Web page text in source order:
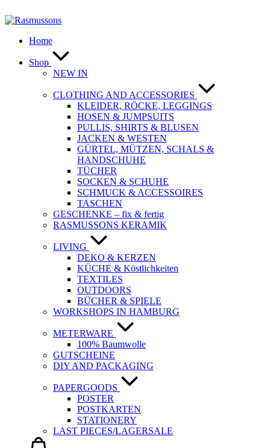
Inhalt
Home
Shop
NEW IN
CLOTHING AND ACCESSORIES
KLEIDER, RÖCKE, LEGGINGS
HOSEN & JUMPSUITS
PULLIS, SHIRTS & BLUSEN
JACKEN & WESTEN
GÜRTEL, MÜTZEN, SCHALS &
HANDSCHUHE
TÜCHER
SOCKEN & SCHUHE
SCHMUCK & ACCESSOIRES
TASCHEN
GESCHENKE – fix & fertig
RASMUSSONS KERAMIK
LIVING
DEKO & KERZEN
KÜCHE & Köstlichkeiten
TEXTILES
OUTDOORS
BÜCHER & SPIELE
WORKSHOPS IN HAMBURG
METERWARE
100% Baumwolle
GUTSCHEINE
DIY AND PACKAGING
PAPERGOODS
POSTER
POSTKARTEN
STATIONERY
LAST PIECES/LAGERSALE
Warenkorb